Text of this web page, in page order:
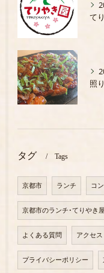
て
タグ Tags
京都市 ランチ コ
京都市のランチ･てりやき
よくある質問 アクセス
プライバシーポリシー